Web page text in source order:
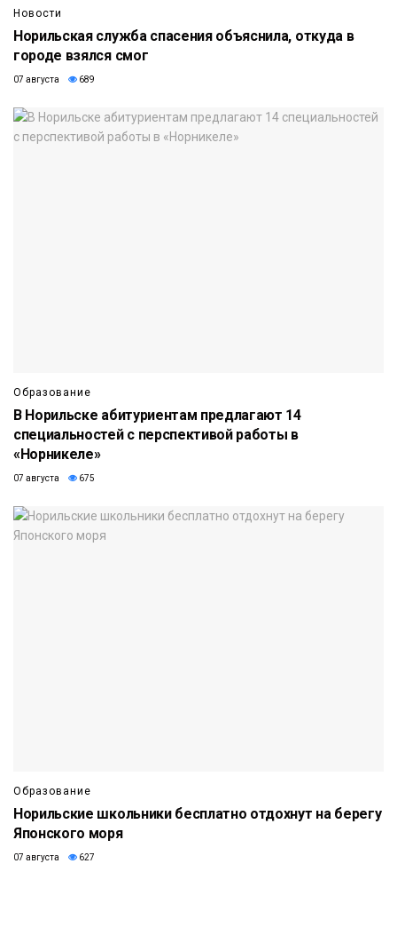
Новости
Норильская служба спасения объяснила, откуда в
городе взялся смог
07 августа 689
Образование
В Норильске абитуриентам предлагают 14
специальностей с перспективой работы в
«Норникеле»
07 августа 675
Образование
Норильские школьники бесплатно отдохнут на берегу
Японского моря
07 августа 627